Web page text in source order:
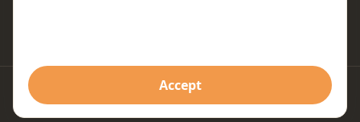
© 2026 Teeny. Toate drepturile rezervate.
Accept